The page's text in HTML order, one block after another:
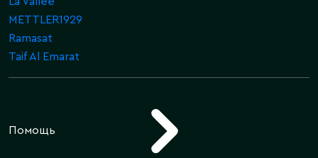
METTLER1929
Ramasat
Taif Al Emarat
Помощь